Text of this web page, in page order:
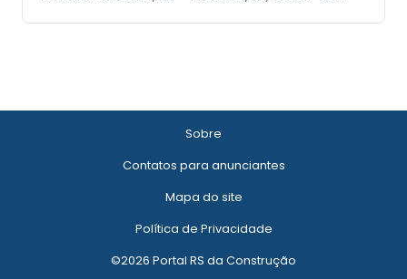
Sobre
Contatos para anunciantes
Mapa do site
Política de Privacidade
©2026 Portal RS da Construção